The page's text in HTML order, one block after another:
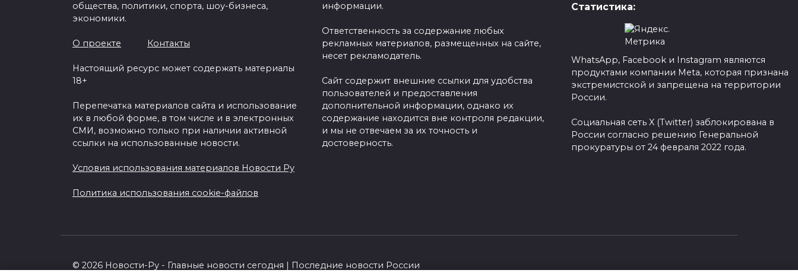
общества, политики, спорта, шоу-бизнеса,
экономики.
О проекте Контакты
Настоящий ресурс может содержать материалы
18+
Перепечатка материалов сайта и использование
их в любой форме, в том числе и в электронных
СМИ, возможно только при наличии активной
ссылки на использованные новости.
Условия использования материалов Новости Ру
Политика использования cookie-файлов
информации.
Ответственность за содержание любых
рекламных материалов, размещенных на сайте,
несет рекламодатель.
Сайт содержит внешние ссылки для удобства
пользователей и предоставления
дополнительной информации, однако их
содержание находится вне контроля редакции,
и мы не отвечаем за их точность и
достоверность.
Статистика:
WhatsApp, Facebook и Instagram являются
продуктами компании Meta, которая признана
экстремистской и запрещена на территории
России.
Социальная сеть X (Twitter) заблокирована в
России согласно решению Генеральной
прокуратуры от 24 февраля 2022 года.
© 2026 Новости-Ру - Главные новости сегодня | Последние новости России